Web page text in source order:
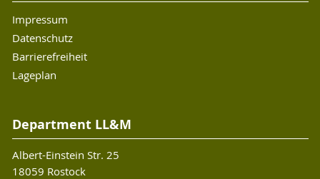
Impressum
Datenschutz
Barrierefreiheit
Lageplan
Department LL&M
Albert-Einstein Str. 25
18059 Rostock